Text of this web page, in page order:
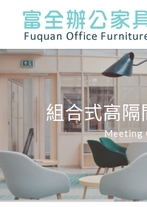
組合式高隔
Meeting